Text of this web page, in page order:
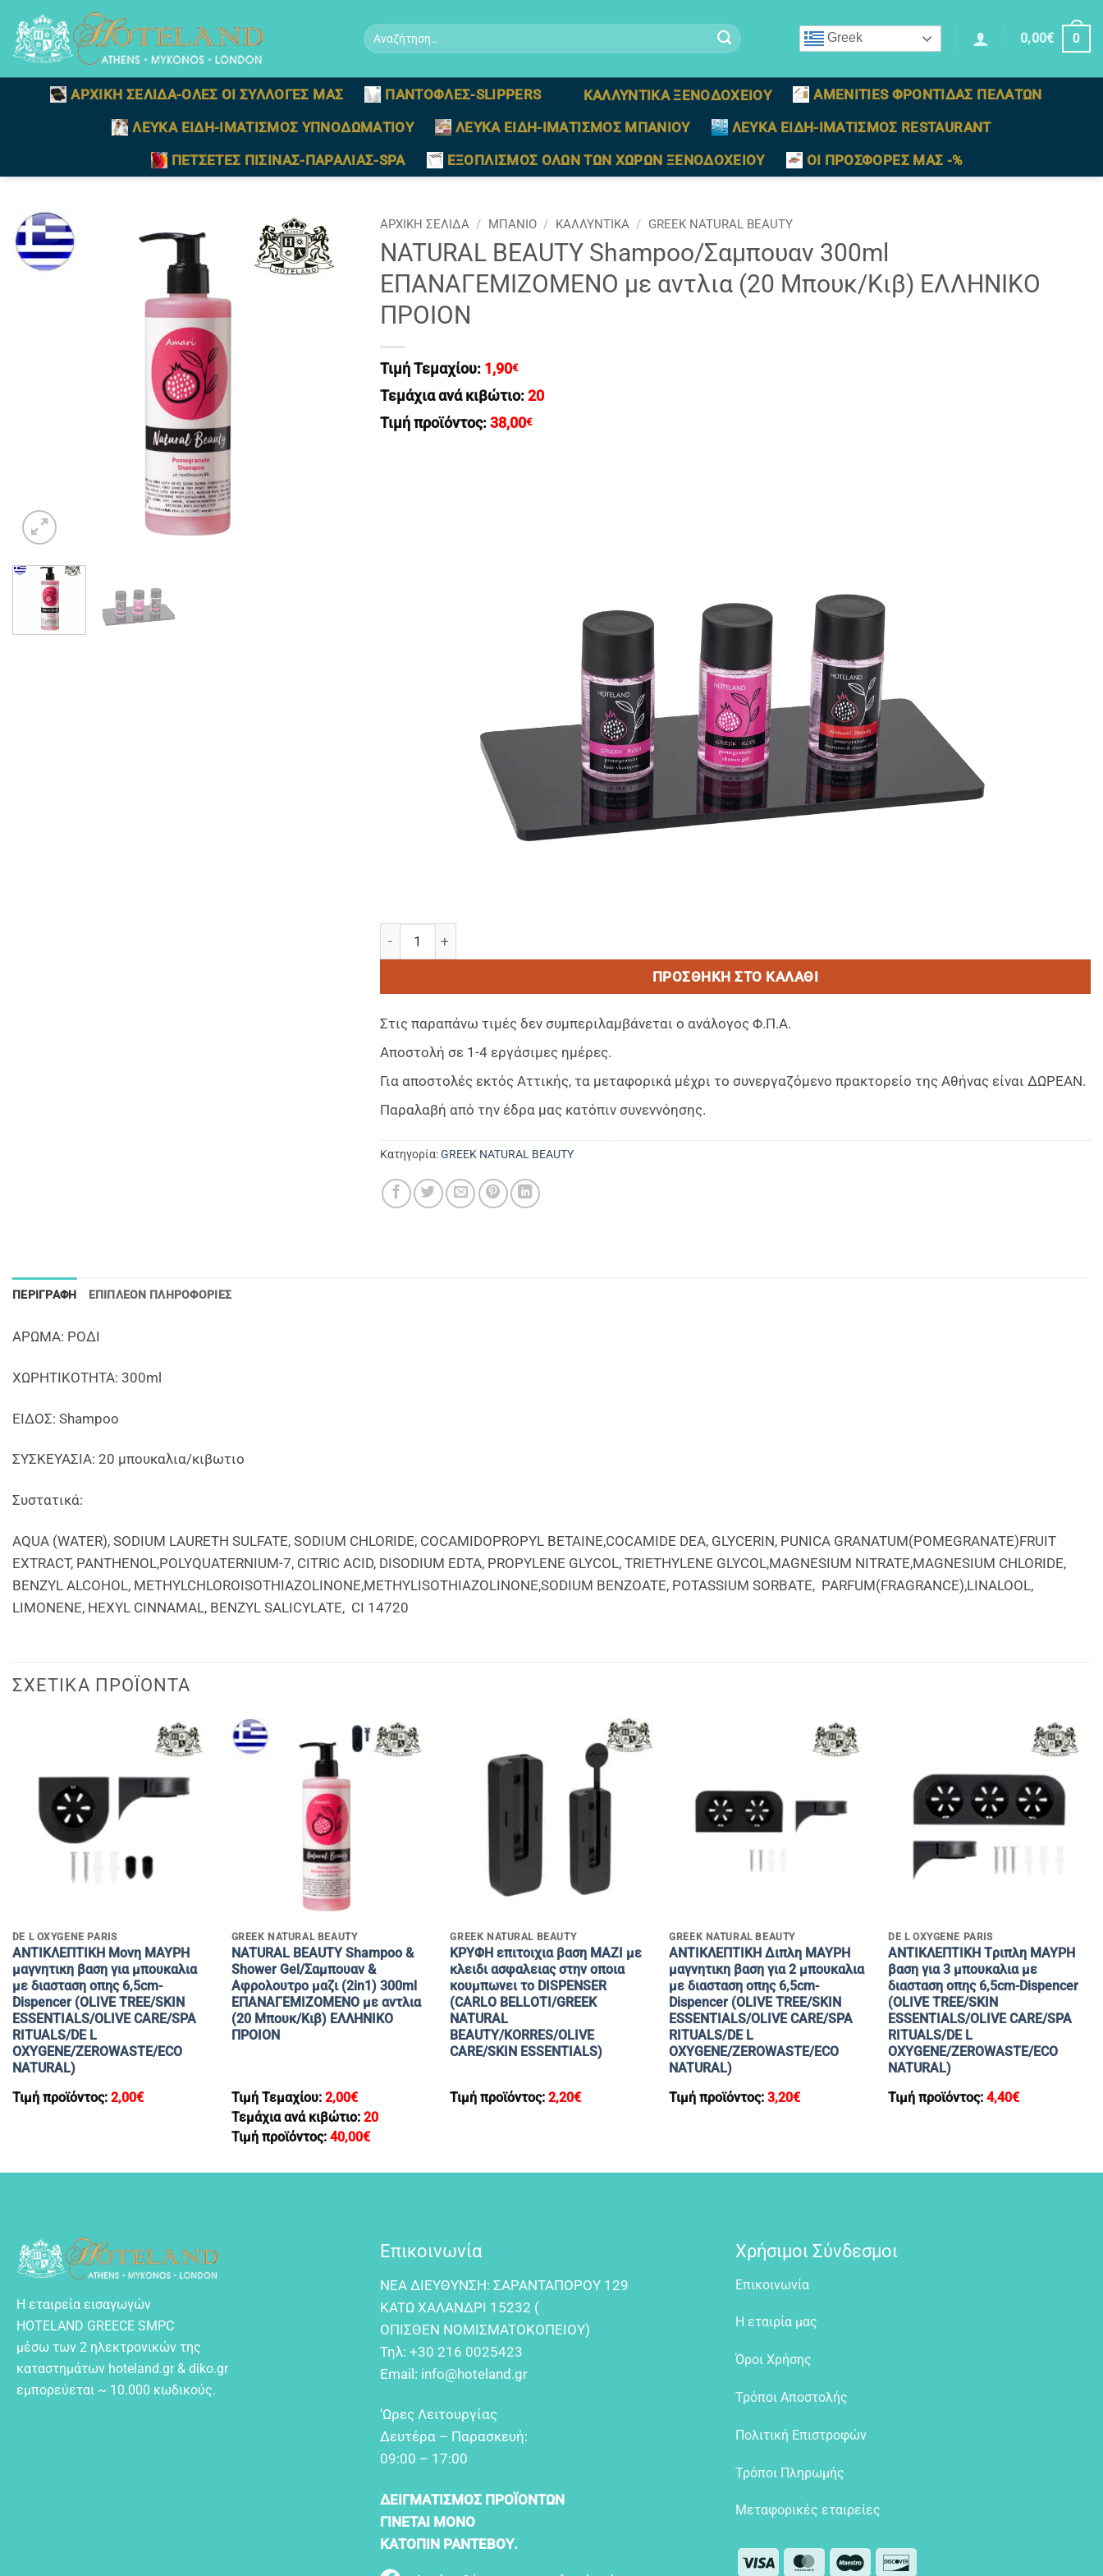
στο
περιεχόμενο
Αναζήτηση
για:
Greek 0,00€ 0
ΑΡΧΙΚΗ ΣΕΛΙΔΑ-ΟΛΕΣ ΟΙ ΣΥΛΛΟΓΕΣ ΜΑΣ ΠΑΝΤΟΦΛΕΣ-SLIPPERS ΚΑΛΛΥΝΤΙΚΑ ΞΕΝΟΔΟΧΕΙΟΥ
AMENITIES ΦΡΟΝΤΙΔΑΣ ΠΕΛΑΤΩΝ
ΛΕΥΚΑ ΕΙΔΗ-ΙΜΑΤΙΣΜΟΣ ΥΠΝΟΔΩΜΑΤΙΟΥ
ΛΕΥΚΑ ΕΙΔΗ-ΙΜΑΤΙΣΜΟΣ ΜΠΑΝΙΟΥ
ΛΕΥΚΑ ΕΙΔΗ-ΙΜΑΤΙΣΜΟΣ RESTAURANT
ΠΕΤΣΕΤΕΣ ΠΙΣΙΝΑΣ-ΠΑΡΑΛΙΑΣ-SPA
ΕΞΟΠΛΙΣΜΟΣ ΟΛΩΝ ΤΩΝ ΧΩΡΩΝ ΞΕΝΟΔΟΧΕΙΟΥ ΟΙ ΠΡΟΣΦΟΡΕΣ ΜΑΣ -%
ΑΡΧΙΚΉ ΣΕΛΊΔΑ / ΜΠΑΝΙΟ / ΚΑΛΛΥΝΤΙΚΑ / GREEK NATURAL BEAUTY
NATURAL BEAUTY Shampoo/Σαμπουαν 300ml
EΠΑΝΑΓΕΜΙΖΟΜΕΝΟ με αντλια (20 Μπουκ/Κιβ) ΕΛΛΗΝΙΚΟ
ΠΡΟΙΟΝ
Τιμή Τεμαχίου: 1,90€
Τεμάχια ανά κιβώτιο: 20
Τιμή προϊόντος: 38,00€
NATURAL BEAUTY Shampoo/Σαμπουαν 300ml EΠΑΝΑΓΕΜΙΖΟΜΕΝΟ με αντλια (20 Μπουκ/Κιβ) ΕΛΛΗΝΙΚΟ ΠΡΟΙΟΝ
ΠΡΟΣΘΉΚΗ ΣΤΟ ΚΑΛΆΘΙ
Στις παραπάνω τιμές δεν συμπεριλαμβάνεται ο ανάλογος Φ.Π.Α.
Αποστολή σε 1-4 εργάσιμες ημέρες.
Για αποστολές εκτός Αττικής, τα μεταφορικά μέχρι το συνεργαζόμενο πρακτορείο της Αθήνας είναι ΔΩΡΕΑΝ.
Παραλαβή από την έδρα μας κατόπιν συνεννόησης.
Κατηγορία:GREEK NATURAL BEAUTY
ΠΕΡΙΓΡΑΦΉ ΕΠΙΠΛΈΟΝ ΠΛΗΡΟΦΟΡΊΕΣ
AΡΩΜΑ: ΡΟΔΙ
ΧΩΡΗΤΙΚΟΤΗΤΑ: 300ml
EIΔΟΣ: Shampoo
ΣΥΣΚΕΥΑΣΙΑ: 20 μπουκαλια/κιβωτιο
Συστατικά:
ΑQUA (WATER), SODIUM LAURETH SULFATE, SODIUM CHLORIDE, COCAMIDOPROPYL BETAINE,COCAMIDE DEA, GLYCERIN, PUNICA GRANATUM(POMEGRANATE)FRUIT
EXTRACT, PANTHENOL,POLYQUATERNIUM-7, CITRIC ACID, DISODIUM EDTA, PROPYLENE GLYCOL, TRIETHYLENE GLYCOL,MAGNESIUM NITRATE,MAGNESIUM CHLORIDE,
BENZYL ALCOHOL, METHYLCHLOROISOTHIAZOLINONE,METHYLISOTHIAZOLINONE,SODIUM BENZOATE, POTASSIUM SORBATE, PARFUM(FRAGRANCE),LINALOOL,
LIMONENE, HEXYL CINNAMAL, BENZYL SALICYLATE, CI 14720
ΣΧΕΤΙΚΆ ΠΡΟΪΌΝΤΑ
DE L OXYGENE PARIS
ANTIΚΛΕΠΤΙΚΗ Μονη ΜΑΥΡΗ
μαγνητικη βαση για μπουκαλια
με διασταση οπης 6,5cm-
Dispencer (OLIVE TREE/SKIN
ESSENTIALS/OLIVE CARE/SPA
RITUALS/DE L
OXYGENE/ZEROWASTE/ECO
NATURAL)
Τιμή προϊόντος: 2,00€
GREEK NATURAL BEAUTY
NATURAL BEAUTY Shampoo &
Shower Gel/Σαμπουαν &
Αφρολουτρο μαζι (2in1) 300ml
ΕΠΑΝΑΓΕΜΙΖΟΜΕΝΟ με αντλια
(20 Μπουκ/Κιβ) ΕΛΛΗΝΙΚΟ
ΠΡΟΙΟΝ
Τιμή Τεμαχίου: 2,00€
Τεμάχια ανά κιβώτιο: 20
Τιμή προϊόντος: 40,00€
GREEK NATURAL BEAUTY
ΚΡΥΦΗ επιτοιχια βαση MAZI με
κλειδι ασφαλειας στην οποια
κουμπωνει το DISPENSER
(CARLO BELLOTI/GREEK
NATURAL
BEAUTY/KORRES/OLIVE
CARE/SKIN ESSENTIALS)
Τιμή προϊόντος:2,20€
GREEK NATURAL BEAUTY
ANTIΚΛΕΠΤΙΚΗ Διπλη ΜΑΥΡΗ
μαγνητικη βαση για 2 μπουκαλια
με διασταση οπης 6,5cm-
Dispencer (OLIVE TREE/SKIN
ESSENTIALS/OLIVE CARE/SPA
RITUALS/DE L
OXYGENE/ZEROWASTE/ECO
NATURAL)
Τιμή προϊόντος:3,20€
DE L OXYGENE PARIS
ANTIΚΛΕΠΤΙΚΗ Tριπλη ΜΑΥΡΗ
βαση για 3 μπουκαλια με
διασταση οπης 6,5cm-Dispencer
(OLIVE TREE/SKIN
ESSENTIALS/OLIVE CARE/SPA
RITUALS/DE L
OXYGENE/ZEROWASTE/ECO
NATURAL)
Τιμή προϊόντος: 4,40€
Η εταιρεία εισαγωγών
HOTELAND GREECE SMPC
μέσω των 2 ηλεκτρονικών της
καταστημάτων hoteland.gr & diko.gr
εμπορεύεται ~ 10.000 κωδικούς.
Επικοινωνία
NEA ΔIEYΘYNΣH: ΣAPANTAΠOPOY 129
KATΩ XAΛANΔPI 15232 (
OΠIΣΘEN NOMIΣMATOKOΠEIOY)
Τηλ: +30 216 0025423
Email: info@hoteland.gr
‘Ωρες Λειτουργίας
Δευτέρα – Παρασκευή:
09:00 – 17:00
ΔΕΙΓΜΑΤΙΣΜΟΣ ΠΡΟΪΟΝΤΩΝ
ΓΙΝΕΤΑΙ ΜΟΝΟ
ΚΑΤΟΠΙΝ ΡΑΝΤΕΒΟΥ.
Χρήσιμοι Σύνδεσμοι
Επικοινωνία
Η εταιρία μας
Όροι Χρήσης
Τρόποι Αποστολής
Πολιτική Επιστροφών
Τρόποι Πληρωμής
Μεταφορικές εταιρείες
Visa MasterCardMaestro